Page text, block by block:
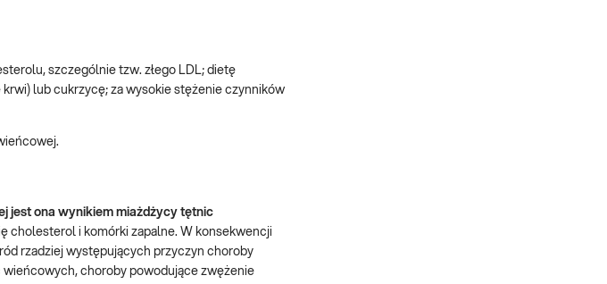
szczególnie tzw. złego LDL; dietę
lub cukrzycę; za wysokie stężenie czynników
jest ona wynikiem miażdżycy tętnic
cholesterol i komórki zapalne. W konsekwencji
rzadziej występujących przyczyn choroby
choroby powodujące zwężenie